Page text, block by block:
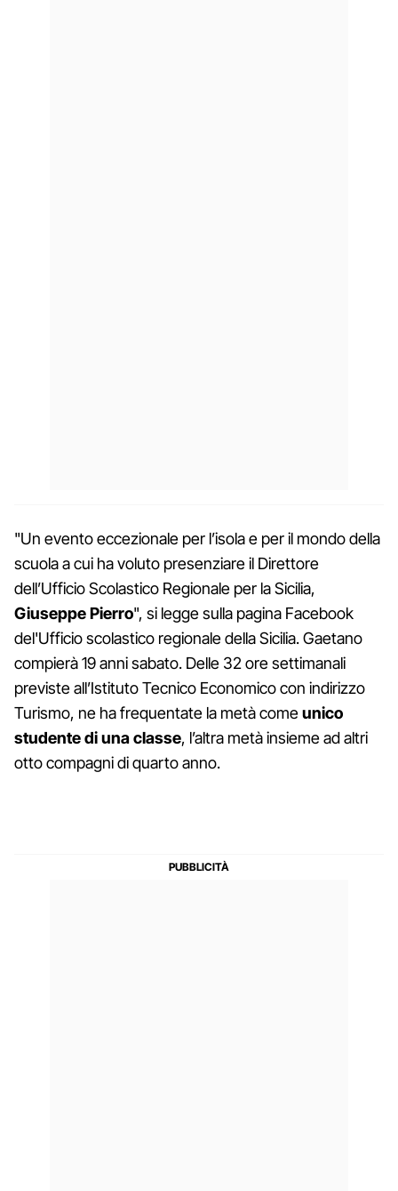
"Un evento eccezionale per l’isola e per il mondo della
scuola a cui ha voluto presenziare il Direttore
dell’Ufficio Scolastico Regionale per la Sicilia,
GiuseppePierro", si legge sulla pagina Facebook
del'Ufficio scolastico regionale della Sicilia. Gaetano
compierà 19 anni sabato. Delle 32 ore settimanali
previste all’Istituto Tecnico Economico con indirizzo
Turismo, ne ha frequentate la metà comeunico
studente di una classe, l’altra metà insieme ad altri
otto compagni di quarto anno.​